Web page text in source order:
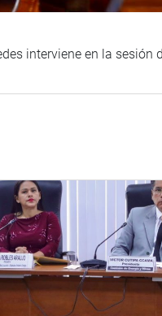
interviene en la